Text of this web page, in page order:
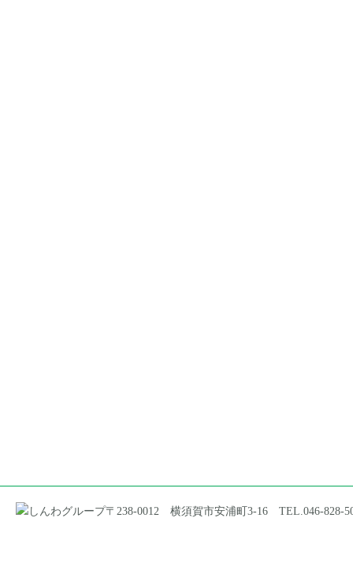
〒238-0012 横須賀市安浦町3-16 TEL.046-828-